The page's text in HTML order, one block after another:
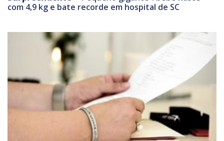
com 4,9 kg e bate recorde em hospital de SC